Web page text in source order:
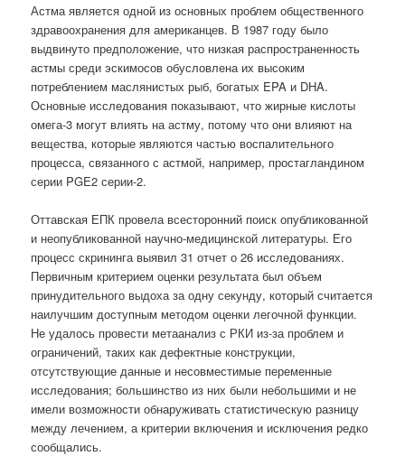
Астма является одной из основных проблем общественного
здравоохранения для американцев. В 1987 году было
выдвинуто предположение, что низкая распространенность
астмы среди эскимосов обусловлена ​​их высоким
потреблением маслянистых рыб, богатых EPA и DHA.
Основные исследования показывают, что жирные кислоты
омега-3 могут влиять на астму, потому что они влияют на
вещества, которые являются частью воспалительного
процесса, связанного с астмой, например, простагландином
серии PGE2 серии-2.
Оттавская ЕПК провела всесторонний поиск опубликованной
и неопубликованной научно-медицинской литературы. Его
процесс скрининга выявил 31 отчет о 26 исследованиях.
Первичным критерием оценки результата был объем
принудительного выдоха за одну секунду, который считается
наилучшим доступным методом оценки легочной функции.
Не удалось провести метаанализ с РКИ из-за проблем и
ограничений, таких как дефектные конструкции,
отсутствующие данные и несовместимые переменные
исследования; большинство из них были небольшими и не
имели возможности обнаруживать статистическую разницу
между лечением, а критерии включения и исключения редко
сообщались.